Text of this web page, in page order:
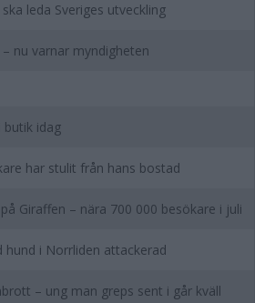
leda Sveriges utveckling
nu varnar myndigheten
butik idag
har stulit från hans bostad
Giraffen – nära 700 000 besökare i juli
hund i Norrliden attackerad
– ung man greps sent i går kväll